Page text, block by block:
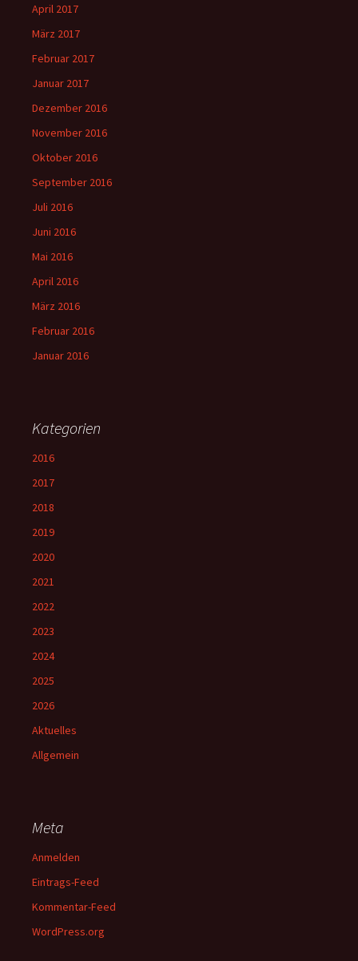
April 2017
März 2017
Februar 2017
Januar 2017
Dezember 2016
November 2016
Oktober 2016
September 2016
Juli 2016
Juni 2016
Mai 2016
April 2016
März 2016
Februar 2016
Januar 2016
Kategorien
2016
2017
2018
2019
2020
2021
2022
2023
2024
2025
2026
Aktuelles
Allgemein
Meta
Anmelden
Eintrags-Feed
Kommentar-Feed
WordPress.org